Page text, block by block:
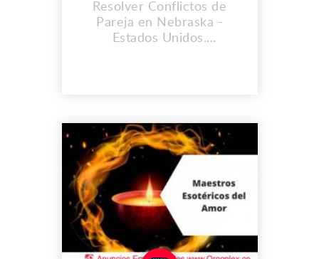
Resolver Conflictos de
Pareja en Nebraska -
Estados Unidos.
despiertan en la mañana,
otras sienten dolor de
cabeza cada vez que llegan
a sus hogares o trabajo e
inclusive personas lo
sienten de un día para otro,
una...